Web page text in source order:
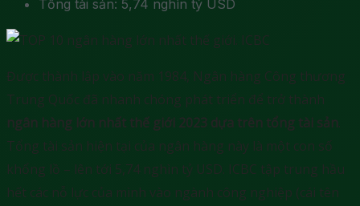
Tổng tài sản: 5,74 nghìn tỷ USD
Được thành lập vào năm 1984, Ngân hàng Công thương
Trung Quốc đã nhanh chóng phát triển để trở thành
ngân hàng lớn nhất thế giới 2023 dựa trên tổng tài sản.
Tổng tài sản hiện tại của ngân hàng này là một con số
khổng lồ – lên tới 5,74 nghìn tỷ USD. ICBC tập trung hầu
hết các nỗ lực của mình vào ngành công nghiệp (cái tên